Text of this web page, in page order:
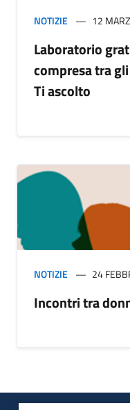
NOTIZIE 12
Laboratorio
compresa tra
Ti ascolto
NOTIZIE 24
Incontri tra